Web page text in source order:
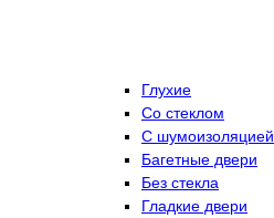
Глухие
Со стеклом
C шумоизоляцией
Багетные двери
Без стекла
Гладкие двери